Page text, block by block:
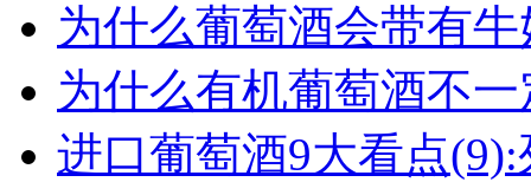
为什么葡萄酒会带有
为什么有机葡萄酒不
进口葡萄酒9大看点(9):